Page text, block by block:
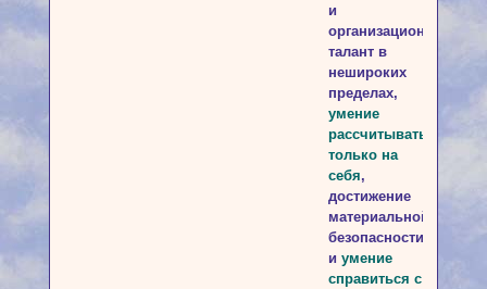
и
организационный
талант в
нешироких
пределах,
умение
рассчитывать
только на
себя,
достижение
материальной
безопасности
и умение
справиться с